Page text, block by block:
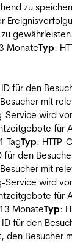
zu
MonateTyp:
für den
mit
Service wird
für
TagTyp: HTTP-
für den
mit
Service wird
für
MonateTyp:
für den
den Besucher